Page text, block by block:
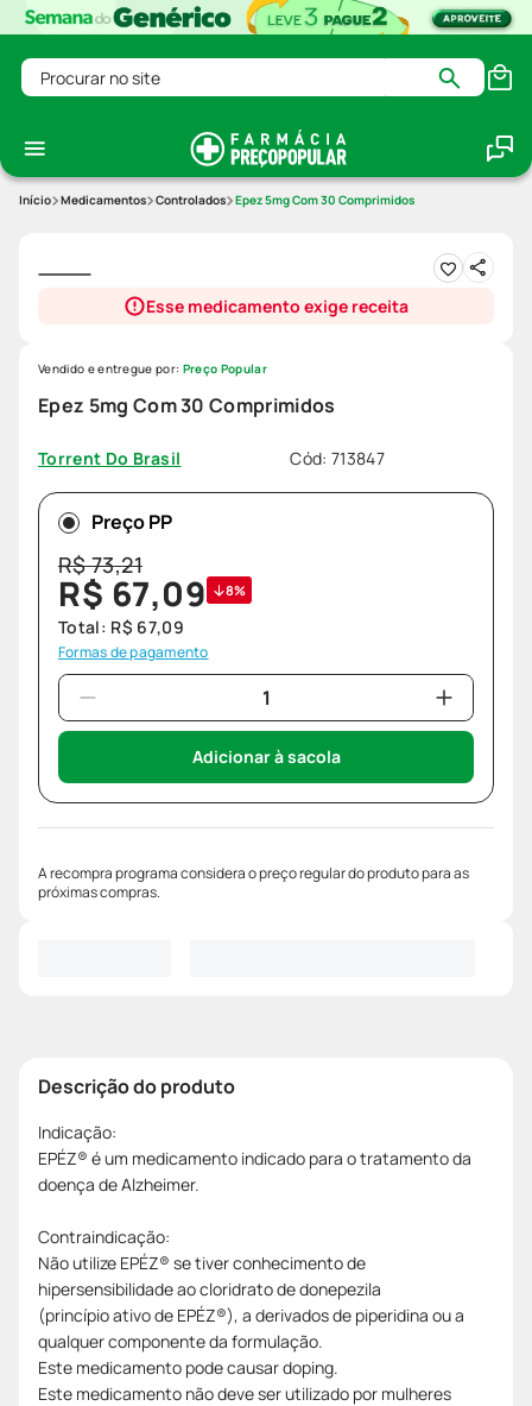
Procurar no site
Medicamentos Controlados Epez 5mg Com 30 Comprimidos
Esse medicamento exige receita
Epez 5mg Com 30 Comprimidos
Torrent Do Brasil Cód:713847
Vendido e entregue por: Preço Popular
Preço PP
R$73,21
R$ 67,09 8%
Total: R$ 67,09
Formas de pagamento
Adicionar à sacola
A recompra programa considera o preço regular do produto para as
próximas compras.
Descrição do produto
Indicação:
EPÉZ® é um medicamento indicado para o tratamento da
doença de Alzheimer.
Contraindicação:
Não utilize EPÉZ® se tiver conhecimento de
hipersensibilidade ao cloridrato de donepezila
(princípio ativo de EPÉZ®), a derivados de piperidina ou a
qualquer componente da formulação.
Este medicamento pode causar doping.
Este medicamento não deve ser utilizado por mulheres